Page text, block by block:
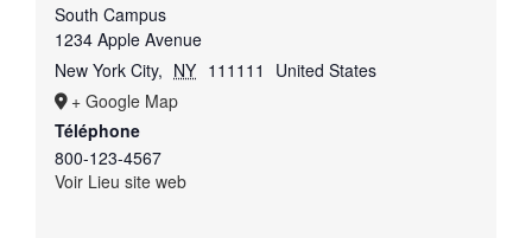
South Campus
1234 Apple Avenue
New York City, NY 111111
United States
+ Google Map
Téléphone
800-123-4567
Voir Lieu site web